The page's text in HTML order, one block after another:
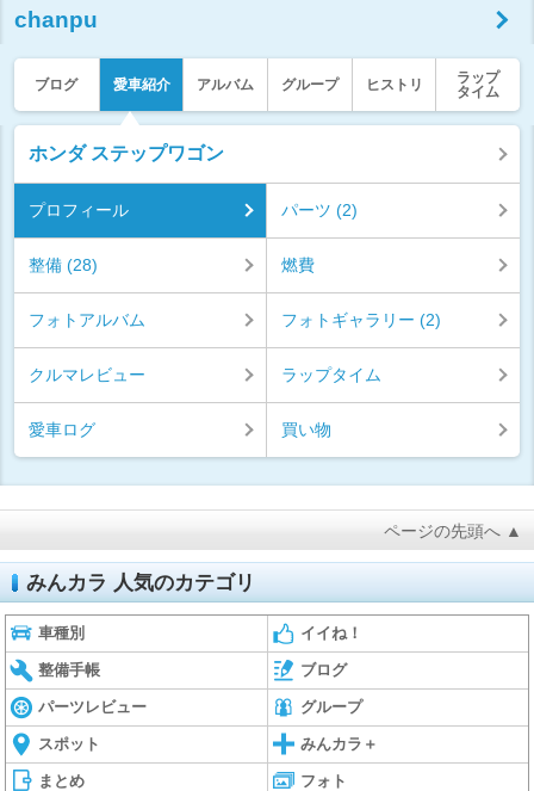
chanpu
ブログ 愛車紹介 アルバム グループ ヒストリ
ラップ
タイム
ホンダ ステップワゴン
プロフィール パーツ (2)
整備 (28) 燃費
フォトアルバム フォトギャラリー (2)
クルマレビュー ラップタイム
愛車ログ 買い物
ページの先頭へ ▲
みんカラ 人気のカテゴリ
車種別 イイね！
整備手帳 ブログ
パーツレビュー グループ
スポット みんカラ＋
まとめ フォト